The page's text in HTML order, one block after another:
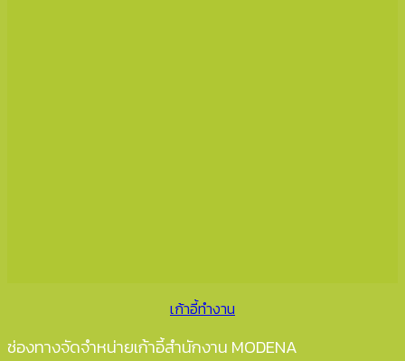
เก้าอี้ทำงาน
ช่องทางจัดจำหน่ายเก้าอี้สำนักงาน MODENA